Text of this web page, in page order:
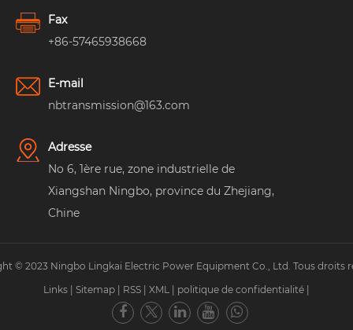
Fax
+86-57465938668
E-mail
nbtransmission@163.com
Adresse
No 6, 1ère rue, zone industrielle de
Xiangshan Ningbo, province du Zhejiang,
Chine
© 2023 Ningbo Lingkai Electric Power Equipment Co., Ltd. Tous droits
Links
Sitemap RSS XML politique de confidentialité